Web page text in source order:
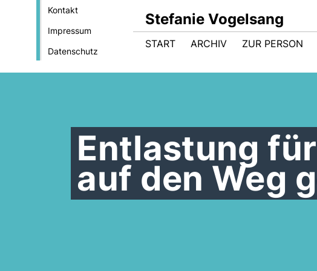
Kontakt
Impressum
Datenschutz
Stefanie Vogelsang
START ARCHIV ZUR PERSON
Entlastung
auf den Weg